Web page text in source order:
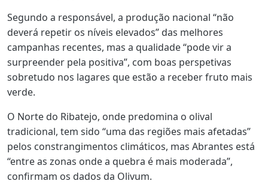
Segundo a responsável, a produção nacional “não
deverá repetir os níveis elevados” das melhores
campanhas recentes, mas a qualidade “pode vir a
surpreender pela positiva”, com boas perspetivas
sobretudo nos lagares que estão a receber fruto mais
verde.
O Norte do Ribatejo, onde predomina o olival
tradicional, tem sido “uma das regiões mais afetadas”
pelos constrangimentos climáticos, mas Abrantes está
“entre as zonas onde a quebra é mais moderada”,
confirmam os dados da Olivum.